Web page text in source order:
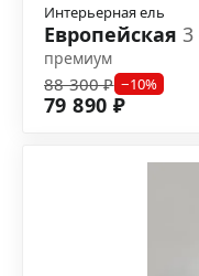
Интерьерная ель
Европейская
премиум
88 300 ₽ −10%
79 890 ₽